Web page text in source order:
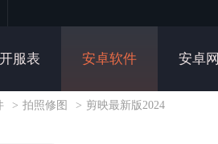
开服表 安卓软件 安卓
> 拍照修图 > 剪映最新版2024